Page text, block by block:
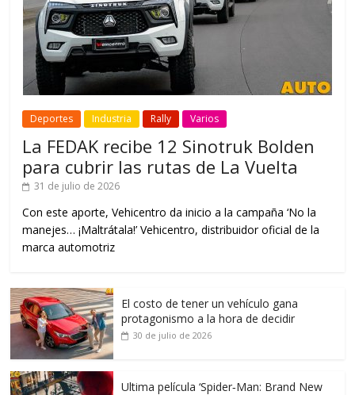
Deportes Industria Rally Varios
La FEDAK recibe 12 Sinotruk Bolden
para cubrir las rutas de La Vuelta
31 de julio de 2026
Con este aporte, Vehicentro da inicio a la campaña ‘No la
manejes… ¡Maltrátala!’ Vehicentro, distribuidor oficial de la
marca automotriz
El costo de tener un vehículo gana
protagonismo a la hora de decidir
30 de julio de 2026
Ultima película ‘Spider‑Man: Brand New